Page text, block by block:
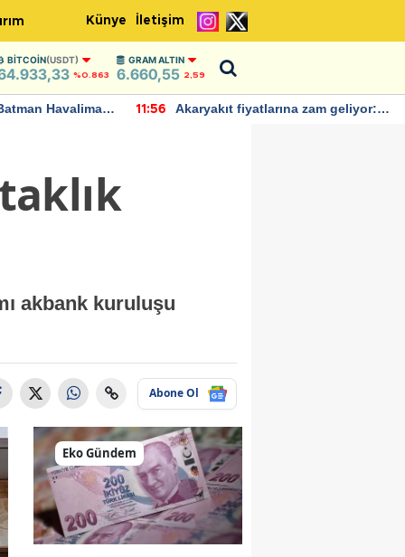
Künye İletişim
BITCOIN(USDT)
%0.863
GRAM ALTIN
6.660,55 2,59
Havalimanı
11:56
Akaryakıt fiyatlarına zam geliyor:
akbank kuruluşu
Abone Ol
Eko Gündem